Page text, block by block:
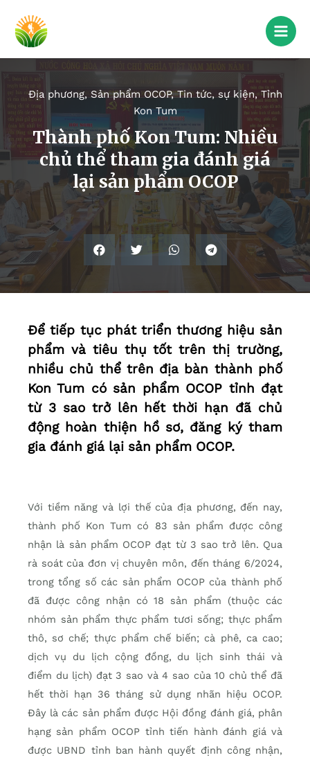
Địa phương, Sản phẩm OCOP,Tin tức, sự kiện,Tỉnh
Kon Tum
Thành phố Kon Tum: Nhiều
chủ thể tham gia đánh giá
lại sản phẩm OCOP
Để tiếp tục phát triển thương hiệu sản
phẩm và tiêu thụ tốt trên thị trường,
nhiều chủ thể trên địa bàn thành phố
Kon Tum có sản phẩm OCOP tỉnh đạt
từ 3 sao trở lên hết thời hạn đã chủ
động hoàn thiện hồ sơ, đăng ký tham
gia đánh giá lại sản phẩm OCOP.
Với tiềm năng và lợi thế của địa phương, đến nay,
thành phố Kon Tum có 83 sản phẩm được công
nhận là sản phẩm OCOP đạt từ 3 sao trở lên. Qua
rà soát của đơn vị chuyên môn, đến tháng 6/2024,
trong tổng số các sản phẩm OCOP của thành phố
đã được công nhận có 18 sản phẩm (thuộc các
nhóm sản phẩm thực phẩm tươi sống; thực phẩm
thô, sơ chế; thực phẩm chế biến; cà phê, ca cao;
dịch vụ du lịch cộng đồng, du lịch sinh thái và
điểm du lịch) đạt 3 sao và 4 sao của 10 chủ thể đã
hết thời hạn 36 tháng sử dụng nhãn hiệu OCOP.
Đây là các sản phẩm được Hội đồng đánh giá, phân
hạng sản phẩm OCOP tỉnh tiến hành đánh giá và
được UBND tỉnh ban hành quyết định công nhận,